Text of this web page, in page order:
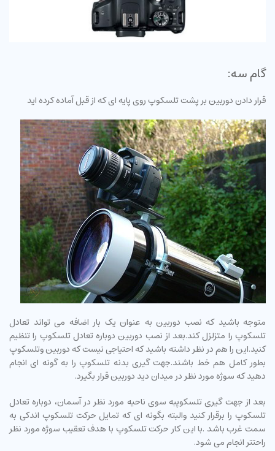
گام سه:
قرار دادن دوربین بر پشت تلسکوپ روی پایه ای که از قبل آماده کرده اید
متوجه باشید که نصب دوربین به عنوان یک بار اضافه می تواند تعادل
تلسکوپ را متزلزل کند.بعد از نصب دوربین دوباره تعادل تلسکوپ را تنظیم
کنید.این را هم در نظر داشته باشید که احتیاجی نیست که دوربین وتلسکوپ
بطور کامل هم خط باشند.جهت گیری بدنه تلسکوپ را به گونه ای انجام
دهید که سوژه مورد نظر در میدان دید دوربین قرار بگیرد.
بعد از جهت گیری تلسکوپبه سوی ناحیه مورد نظر در آسمان، دوباره تعادل
تلسکوپ را برقرار کنید والبته بگونه ای که تمایل حرکت تلسکوپ اندکی به
سمت غرب باشد .با این کار حرکت تلسکوپ با هدف تعقیب سوژه مورد نظر
راحتتر انجام می شود.